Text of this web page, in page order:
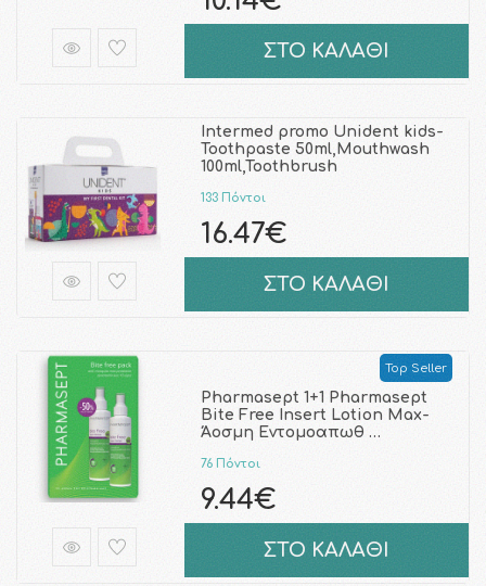
ΣΤΟ ΚΑΛΑΘΙ
Intermed promo Unident kids-
Toothpaste 50ml,Mouthwash
100ml,Toothbrush
133 Πόντοι
16.47€
ΣΤΟ ΚΑΛΑΘΙ
Top Seller
Pharmasept 1+1 Pharmasept
Bite Free Insert Lotion Max-
Άοσμη Εντομοαπωθ …
76 Πόντοι
9.44€
ΣΤΟ ΚΑΛΑΘΙ